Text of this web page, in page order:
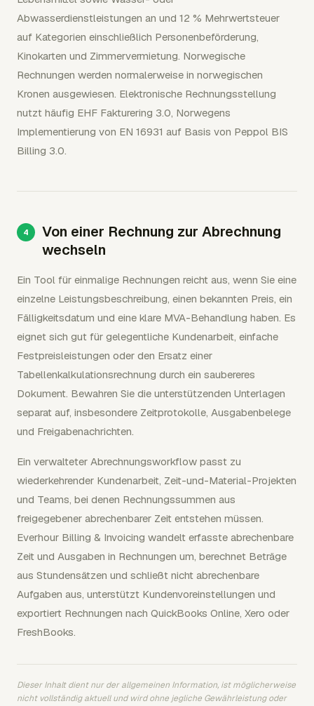
Abwasserdienstleistungen an und 12 % Mehrwertsteuer
auf Kategorien einschließlich Personenbeförderung,
Kinokarten und Zimmervermietung. Norwegische
Rechnungen werden normalerweise in norwegischen
Kronen ausgewiesen. Elektronische Rechnungsstellung
nutzt häufig EHF Fakturering 3.0, Norwegens
Implementierung von EN 16931 auf Basis von Peppol BIS
Billing 3.0.
Von einer Rechnung zur Abrechnung
wechseln
Ein Tool für einmalige Rechnungen reicht aus, wenn Sie eine
einzelne Leistungsbeschreibung, einen bekannten Preis, ein
Fälligkeitsdatum und eine klare MVA-Behandlung haben. Es
eignet sich gut für gelegentliche Kundenarbeit, einfache
Festpreisleistungen oder den Ersatz einer
Tabellenkalkulationsrechnung durch ein saubereres
Dokument. Bewahren Sie die unterstützenden Unterlagen
separat auf, insbesondere Zeitprotokolle, Ausgabenbelege
und Freigabenachrichten.
Ein verwalteter Abrechnungsworkflow passt zu
wiederkehrender Kundenarbeit, Zeit-und-Material-Projekten
und Teams, bei denen Rechnungssummen aus
freigegebener abrechenbarer Zeit entstehen müssen.
Everhour Billing & Invoicing wandelt erfasste abrechenbare
Zeit und Ausgaben in Rechnungen um, berechnet Beträge
aus Stundensätzen und schließt nicht abrechenbare
Aufgaben aus, unterstützt Kundenvoreinstellungen und
exportiert Rechnungen nach QuickBooks Online, Xero oder
FreshBooks.
Dieser Inhalt dient nur der allgemeinen Information, ist möglicherweise
nicht vollständig aktuell und wird ohne jegliche Gewährleistung oder